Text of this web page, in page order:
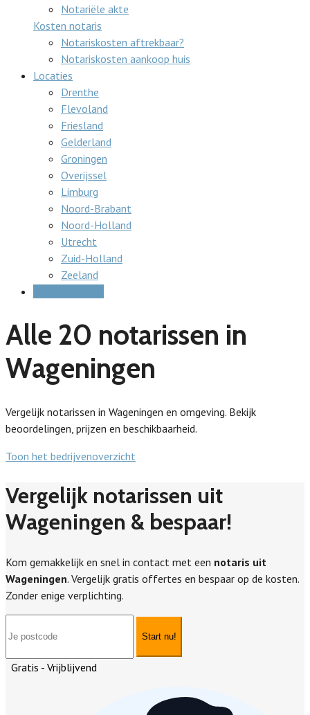
Notariële akte
Kosten notaris
Notariskosten aftrekbaar?
Notariskosten aankoop huis
Locaties
Drenthe
Flevoland
Friesland
Gelderland
Groningen
Overijssel
Limburg
Noord-Brabant
Noord-Holland
Utrecht
Zuid-Holland
Zeeland
Alle 20 notarissen in
Wageningen
Vergelijk notarissen in Wageningen en omgeving. Bekijk
beoordelingen, prijzen en beschikbaarheid.
Toon het bedrijvenoverzicht
Vergelijk notarissen uit
Wageningen & bespaar!
Kom gemakkelijk en snel in contact met een notaris uit
Wageningen. Vergelijk gratis offertes en bespaar op de kosten.
Zonder enige verplichting.
Start nu!
Gratis - Vrijblijvend